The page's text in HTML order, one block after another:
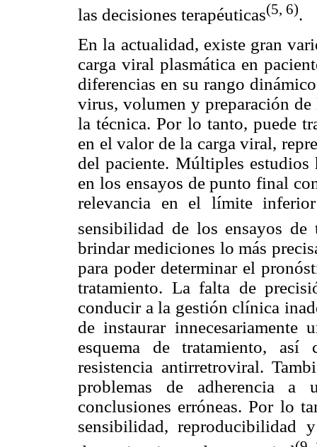
las decisiones terapéuticas(5, 6).
En la actualidad, existe gran
carga viral plasmática en
diferencias en su rango
virus, volumen y preparación
la técnica. Por lo tanto, puede
en el valor de la carga viral,
del paciente. Múltiples
en los ensayos de punto final
relevancia en el límite
sensibilidad de los ensayos de
brindar mediciones lo más
para poder determinar el
tratamiento. La falta de
conducir a la gestión clínica
de instaurar innecesariamente
esquema de tratamiento, así
resistencia antirretroviral.
problemas de adherencia a
conclusiones erróneas. Por lo
sensibilidad, reproducibilidad